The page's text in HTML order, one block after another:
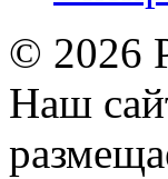
© 2026
Наш